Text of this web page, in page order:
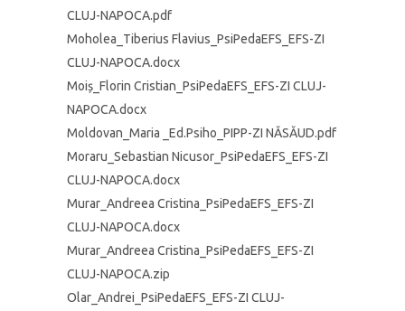
CLUJ-NAPOCA.pdf
Moholea_Tiberius Flavius_PsiPedaEFS_EFS-ZI
CLUJ-NAPOCA.docx
Moiș_Florin Cristian_PsiPedaEFS_EFS-ZI CLUJ-
NAPOCA.docx
Moldovan_Maria _Ed.Psiho_PIPP-ZI NĂSĂUD.pdf
Moraru_Sebastian Nicusor_PsiPedaEFS_EFS-ZI
CLUJ-NAPOCA.docx
Murar_Andreea Cristina_PsiPedaEFS_EFS-ZI
CLUJ-NAPOCA.docx
Murar_Andreea Cristina_PsiPedaEFS_EFS-ZI
CLUJ-NAPOCA.zip
Olar_Andrei_PsiPedaEFS_EFS-ZI CLUJ-